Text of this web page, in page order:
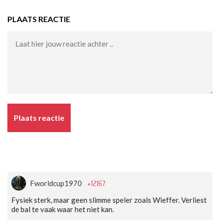
PLAATS REACTIE
Plaats reactie
Fworldcup1970 +12167
Fysiek sterk, maar geen slimme speler zoals Wieffer. Verliest
de bal te vaak waar het niet kan.